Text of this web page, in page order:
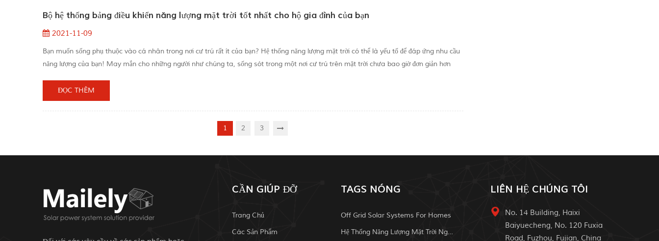
Bộ hệ thống bảng điều khiển năng lượng mặt trời tốt nhất cho hộ gia đình của bạn
2021-11-09
Bạn muốn sống phụ thuộc vào cá nhân trong nơi cư trú rất ít của bạn? Hệ thống năng lượng mặt trời có thể là yếu tố để đáp ứng nhu cầu
năng lượng của bạn! May mắn cho những người như chúng ta, sống sót trong một nơi cư trú trên mặt trời chưa bao giờ đơn giản hơn
tiếp cận...
ĐỌC THÊM
1 2 3
CẦN GIÚP ĐỠ
Trang Chủ
Các Sản Phẩm
TAGS NÓNG
Off Grid Solar Systems For Homes
Hệ Thống Năng Lượng Mặt Trời Ngoài Trời
LIÊN HỆ CHÚNG TÔI
No. 14 Building, Haixi
Baiyuecheng, No. 120 Fuxia
Road, Fuzhou, Fujian, China